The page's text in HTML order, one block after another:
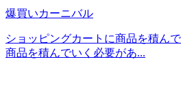
爆買いカーニバル
ショッピングカートに商品を積ん
商品を積んでいく必要があ...